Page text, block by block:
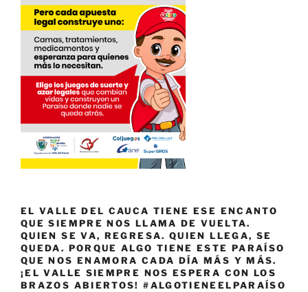
EL VALLE DEL CAUCA TIENE ESE ENCANTO
QUE SIEMPRE NOS LLAMA DE VUELTA.
QUIEN SE VA, REGRESA. QUIEN LLEGA, SE
QUEDA. PORQUE ALGO TIENE ESTE PARAÍSO
QUE NOS ENAMORA CADA DÍA MÁS Y MÁS.
¡EL VALLE SIEMPRE NOS ESPERA CON LOS
BRAZOS ABIERTOS! #ALGOTIENEELPARAÍSO